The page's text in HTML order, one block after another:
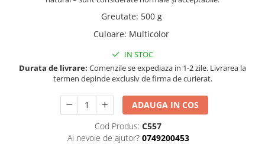
Greutate: 500 g
Culoare: Multicolor
IN STOC
Durata de livrare: Comenzile se expediaza in 1-2 zile. Livrarea la
termen depinde exclusiv de firma de curierat.
ADAUGA IN COS
Cod Produs: C557
Ai nevoie de ajutor? 0749200453